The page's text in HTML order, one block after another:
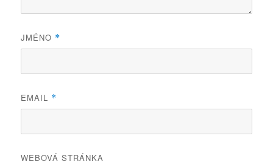
JMÉNO *
EMAIL *
WEBOVÁ STRÁNKA